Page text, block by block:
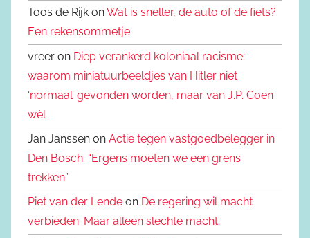
Toos de Rijk onWat is sneller, de auto of de fiets?
Een rekensommetje
vreer on Diep verankerd koloniaal racisme:
waarom miniatuurbeeldjes van Hitler niet
‘normaal’ gevonden worden, maar van J.P. Coen
wèl
Jan Janssen on Actie tegen vastgoedbelegger in
Den Bosch. “Ergens moeten we een grens
trekken”
Piet van der Lende on De regering wil macht
verbieden. Maar alleen slechte macht.